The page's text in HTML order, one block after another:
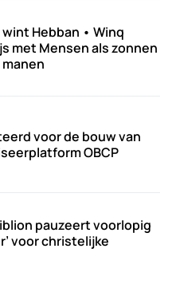
Hebban • Winq
met Mensen als zonnen
voor de bouw van
OBCP
pauzeert voorlopig
voor christelijke